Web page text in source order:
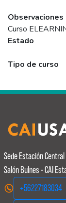
Observaciones
Curso
Estado
Tipo de curso
Sede Estación Central
Salón Bulnes - CAI
+56227183034